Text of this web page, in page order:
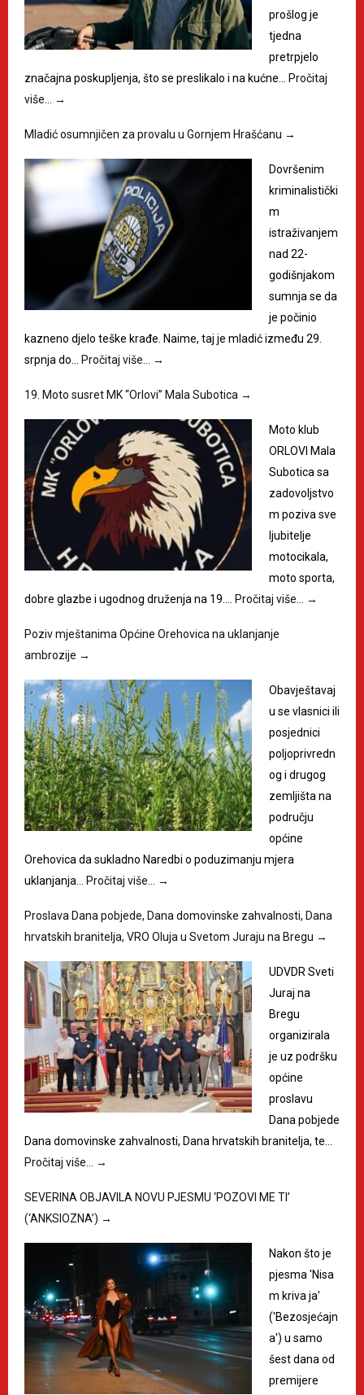
prošlog je
tjedna
pretrpjelo
značajna poskupljenja, što se preslikalo i na kućne…
Pročitaj
više…
→
Mladić osumnjičen za provalu u Gornjem Hrašćanu →
Dovršenim
kriminalistički
m
istraživanjem
nad 22-
godišnjakom
sumnja se da
je počinio
kazneno djelo teške krađe. Naime, taj je mladić između 29.
srpnja do…
Pročitaj više… →
19. Moto susret MK “Orlovi” Mala Subotica →
Moto klub
ORLOVI Mala
Subotica sa
zadovoljstvo
m poziva sve
ljubitelje
motocikala,
moto sporta,
dobre glazbe i ugodnog druženja na 19.…
Pročitaj više… →
Poziv mještanima Općine Orehovica na uklanjanje
ambrozije →
Obavještavaj
u se vlasnici ili
posjednici
poljoprivredn
og i drugog
zemljišta na
području
općine
Orehovica da sukladno Naredbi o poduzimanju mjera
uklanjanja…
Pročitaj više… →
Proslava Dana pobjede, Dana domovinske zahvalnosti, Dana
hrvatskih branitelja, VRO Oluja u Svetom Juraju na Bregu →
UDVDR Sveti
Juraj na
Bregu
organizirala
je uz podršku
općine
proslavu
Dana pobjede
Dana domovinske zahvalnosti, Dana hrvatskih branitelja, te…
Pročitaj više…
→
SEVERINA OBJAVILA NOVU PJESMU ‘POZOVI ME TI’
(‘ANKSIOZNA’) →
Nakon što je
pjesma 'Nisa
m kriva ja'
('Bezosjećajn
a') u samo
šest dana od
premijere